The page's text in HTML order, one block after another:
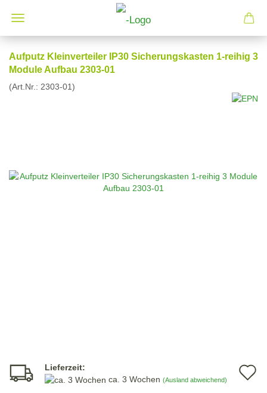
Aufputz Kleinverteiler IP30 Sicherungskasten 1-reihig 3
Module Aufbau 2303-01
(Art.Nr.: 2303-01)
Lieferzeit:
ca. 3 Wochen (Ausland abweichend)